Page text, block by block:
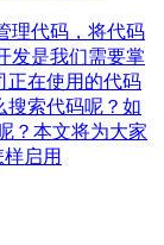
理代码，将代码
发是我们需要掌
正在使用的代码
搜索代码呢？如
？本文将为大家
启用